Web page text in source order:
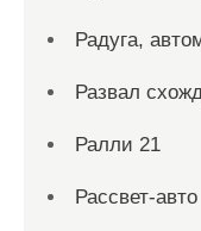
Радуга,
Развал
Ралли 21
Рассвет-авто